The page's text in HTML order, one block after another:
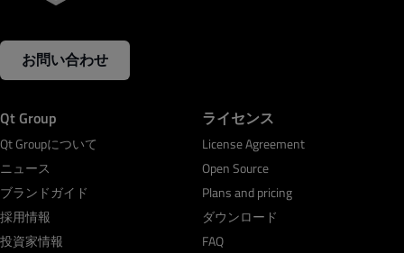
お問い合わせ
Qt Group
Qt Groupについて
ニュース
ブランドガイド
採用情報
投資家情報
ライセンス
License Agreement
Open Source
Plans and pricing
ダウンロード
FAQ